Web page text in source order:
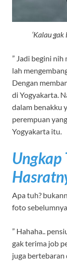
‘Kalau
” Jadi begini nih
lah
Dengan
di Yogyakarta.
dalam benakku
perempuan
Yogyakarta itu.
Ungkap
Apa tuh?
foto
” Hahaha..
gak terima job
juga bertebaran